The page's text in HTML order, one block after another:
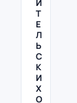
И
Т
Е
Л
Ь
С
К
И
Х
О